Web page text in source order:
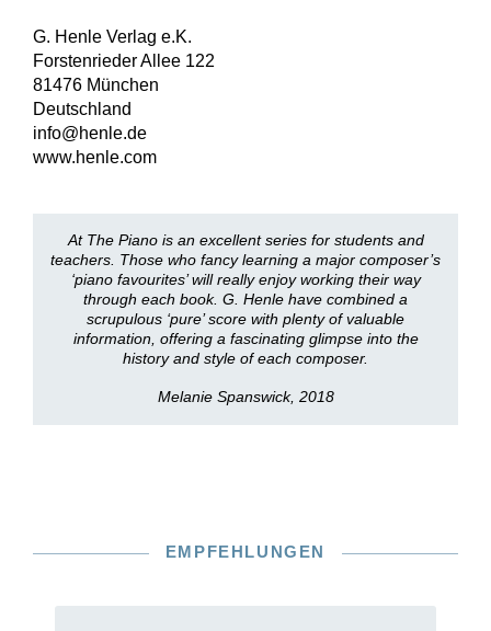
G. Henle Verlag e.K.
Forstenrieder Allee 122
81476 München
Deutschland
info@henle.de
www.henle.com
At The Piano is an excellent series for students and
teachers. Those who fancy learning a major composer’s
‘piano favourites’ will really enjoy working their way
through each book. G. Henle have combined a
scrupulous ‘pure’ score with plenty of valuable
information, offering a fascinating glimpse into the
history and style of each composer.
Melanie Spanswick, 2018
EMPFEHLUNGEN